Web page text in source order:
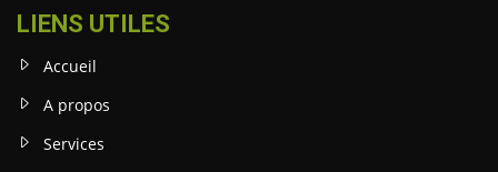
LIENS UTILES
Accueil
A propos
Services